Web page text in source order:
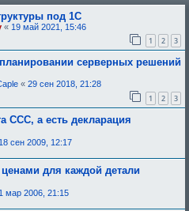
под 1С
« 19 май 2021, 15:46
1 2 3
серверных решений
« 29 сен 2018, 21:28
1 2 3
ССС, а есть декларация
18 сен 2009, 12:17
для каждой детали
мар 2006, 21:15